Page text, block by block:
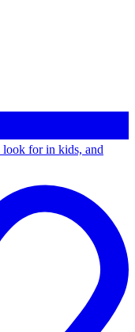
look for in kids, and